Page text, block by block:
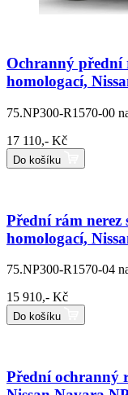
Ochranný přední
homologací,
75.NP300-R1570-00
17 110,- Kč
Do košíku
Přední rám nerez
homologací,
75.NP300-R1570-04
15 910,- Kč
Do košíku
Přední ochranný